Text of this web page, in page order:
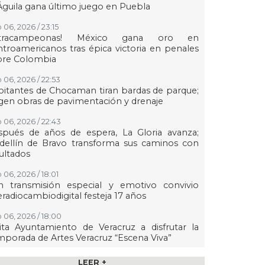
gana último juego en Puebla
06, 2026 / 23:15
México gana oro en
tras épica victoria en penales
Colombia
06, 2026 / 22:53
de Chocaman tiran bardas de parque;
obras de pavimentación y drenaje
06, 2026 / 22:43
de años de espera, La Gloria avanza;
de Bravo transforma sus caminos con
06, 2026 / 18:01
transmisión especial y emotivo convivio
festeja 17 años
06, 2026 / 18:00
Ayuntamiento de Veracruz a disfrutar la
de Artes Veracruz “Escena Viva”
06, 2026 / 16:56 LEER +